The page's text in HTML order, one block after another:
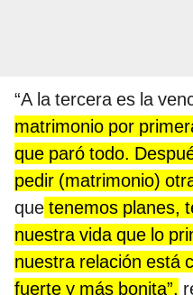
“A la tercera es la
matrimonio por
que paró todo.
pedir (matrimonio)
que tenemos planes,
nuestra vida que lo
nuestra relación está
fuerte y más bonita”,